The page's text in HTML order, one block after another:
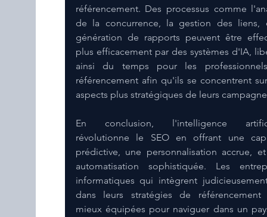
référencement. Des processus comme
de la concurrence, la gestion des liens,
génération de rapports peuvent être
plus efficacement par des systèmes d'IA,
ainsi du temps pour les
référencement afin qu'ils se concentrent
aspects plus stratégiques de leurs
En conclusion, l'intelligence
révolutionne le SEO en offrant une
prédictive, une personnalisation accrue,
automatisation sophistiquée. Les
informatiques qui intègrent
dans leurs stratégies de référencement
mieux équipées pour naviguer dans un